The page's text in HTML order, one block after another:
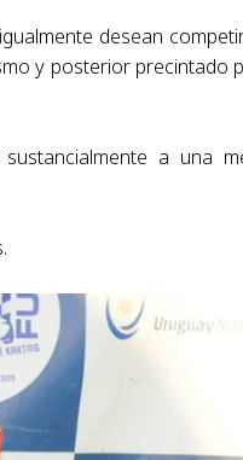
desean
y posterior precintado
a una